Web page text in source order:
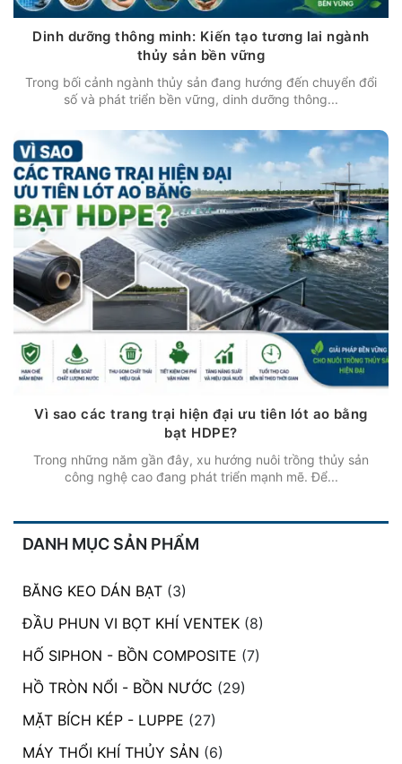
Dinh dưỡng thông minh: Kiến tạo tương lai ngành
thủy sản bền vững
Trong bối cảnh ngành thủy sản đang hướng đến chuyển đổi
số và phát triển bền vững, dinh dưỡng thông...
Vì sao các trang trại hiện đại ưu tiên lót ao bằng
bạt HDPE?
Trong những năm gần đây, xu hướng nuôi trồng thủy sản
công nghệ cao đang phát triển mạnh mẽ. Để...
DANH MỤC SẢN PHẨM
BĂNG KEO DÁN BẠT (3)
ĐẦU PHUN VI BỌT KHÍ VENTEK (8)
HỐ SIPHON - BỒN COMPOSITE (7)
HỒ TRÒN NỔI - BỒN NƯỚC (29)
MẶT BÍCH KÉP - LUPPE (27)
MÁY THỔI KHÍ THỦY SẢN (6)